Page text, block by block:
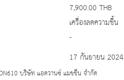
7,900.00 THB
เครื่องลดความชื้น
-
17 กันยายน 2024
บริษัท แอดวานซ์ แมชชีน จำกัด